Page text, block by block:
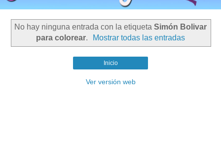
No hay ninguna entrada con la etiqueta Simón Bolivar
para colorear. Mostrar todas las entradas
Inicio
Ver versión web